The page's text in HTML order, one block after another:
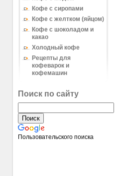
Кофе с сиропами
Кофе с желтком (яйцом)
Кофе с шоколадом и
какао
Холодный кофе
Рецепты для
кофеварок и
кофемашин
Поиск по сайту
Пользовательского поиска